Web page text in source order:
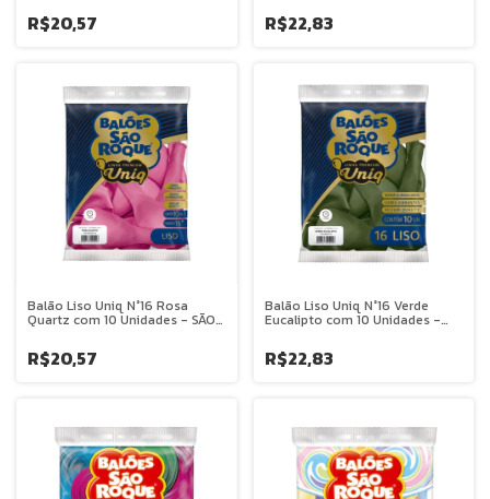
R$20,57 R$22,83
Balão Liso Uniq N°16 Rosa
Quartz com 10 Unidades - SÃO
R$20,57
Balão Liso Uniq N°16 Verde
Eucalipto com 10 Unidades -
R$22,83